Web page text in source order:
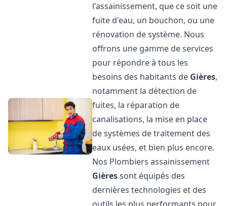
l'assainissement, que ce soit une
fuite d'eau, un bouchon, ou une
rénovation de système. Nous
offrons une gamme de services
pour répondre à tous les
besoins des habitants de Gières,
notamment la détection de
fuites, la réparation de
canalisations, la mise en place
de systèmes de traitement des
eaux usées, et bien plus encore.
Nos Plombiers assainissement
Gièressont équipés des
dernières technologies et des